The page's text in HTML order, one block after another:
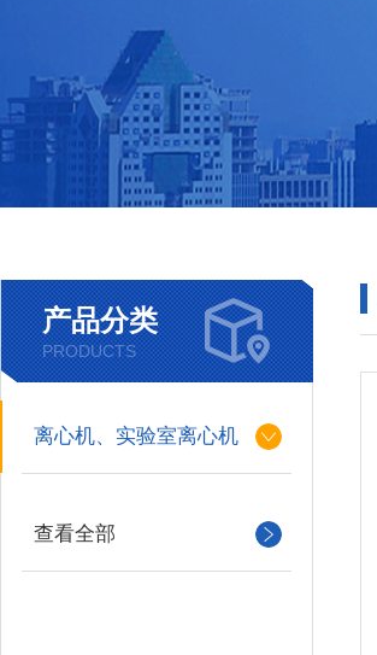
产品分类
PRODUCTS
离心机、实验室离心机
查看全部